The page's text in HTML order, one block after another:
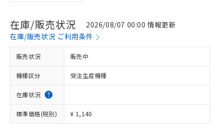
在庫/販売状況
2026/08/07 00:00 情報更新
在庫/販売状況 ご利用条件
販売状況 販売中
機種区分 受注生産機種
在庫状況
標準価格(税別) ¥ 1,140